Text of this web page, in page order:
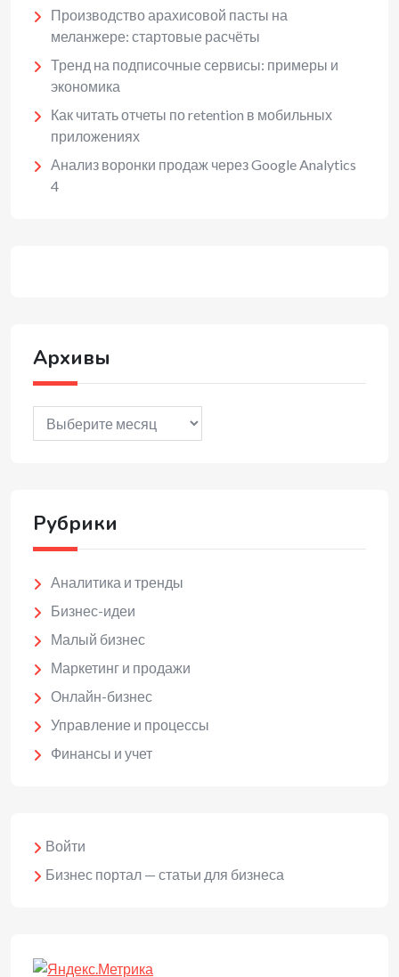
Производство арахисовой пасты на
меланжере: стартовые расчёты
Тренд на подписочные сервисы: примеры и
экономика
Как читать отчеты по retention в мобильных
приложениях
Анализ воронки продаж через Google Analytics
4
Архивы
Архивы
Рубрики
Аналитика и тренды
Бизнес-идеи
Малый бизнес
Маркетинг и продажи
Онлайн-бизнес
Управление и процессы
Финансы и учет
Войти
Бизнес портал — статьи для бизнеса